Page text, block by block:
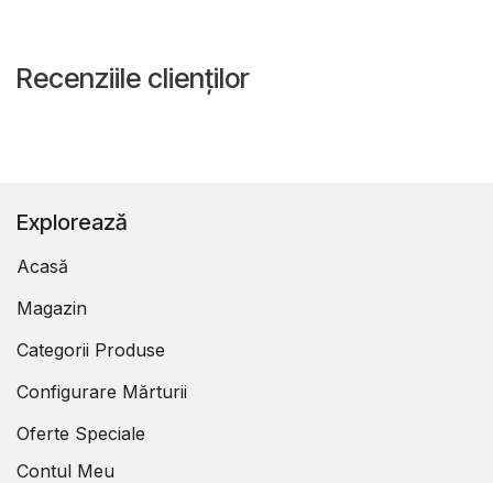
Recenziile clienților
Explorează
Acasă
Magazin
Categorii Produse
Configurare Mărturii
Oferte Speciale
Contul Meu